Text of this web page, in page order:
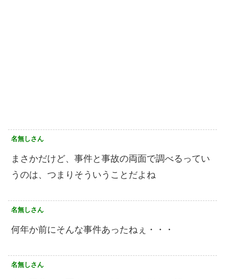
名無しさん
まさかだけど、事件と事故の両面で調べるってい
うのは、つまりそういうことだよね
名無しさん
何年か前にそんな事件あったねぇ・・・
名無しさん